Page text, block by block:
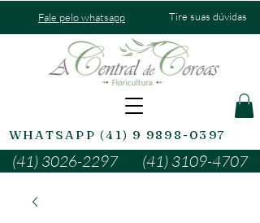
Fale pelo whatsapp Tire suas dúvidas
(41) 3109-4707
(41) 3026-2297
WHATSAPP (41) 9 9898-0397